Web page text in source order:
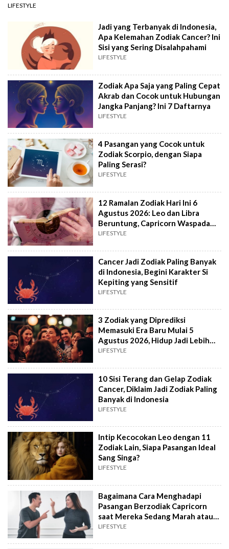
LIFESTYLE
Jadi yang Terbanyak di Indonesia,
Apa Kelemahan Zodiak Cancer? Ini
Sisi yang Sering Disalahpahami
LIFESTYLE
Zodiak Apa Saja yang Paling Cepat
Akrab dan Cocok untuk Hubungan
Jangka Panjang? Ini 7 Daftarnya
LIFESTYLE
4 Pasangan yang Cocok untuk
Zodiak Scorpio, dengan Siapa
Paling Serasi?
LIFESTYLE
12 Ramalan Zodiak Hari Ini 6
Agustus 2026: Leo dan Libra
Beruntung, Capricorn Waspada
Konflik
LIFESTYLE
Cancer Jadi Zodiak Paling Banyak
di Indonesia, Begini Karakter Si
Kepiting yang Sensitif
LIFESTYLE
3 Zodiak yang Diprediksi
Memasuki Era Baru Mulai 5
Agustus 2026, Hidup Jadi Lebih
Baik
LIFESTYLE
10 Sisi Terang dan Gelap Zodiak
Cancer, Diklaim Jadi Zodiak Paling
Banyak di Indonesia
LIFESTYLE
Intip Kecocokan Leo dengan 11
Zodiak Lain, Siapa Pasangan Ideal
Sang Singa?
LIFESTYLE
Bagaimana Cara Menghadapi
Pasangan Berzodiak Capricorn
saat Mereka Sedang Marah atau
Ngambek?
LIFESTYLE